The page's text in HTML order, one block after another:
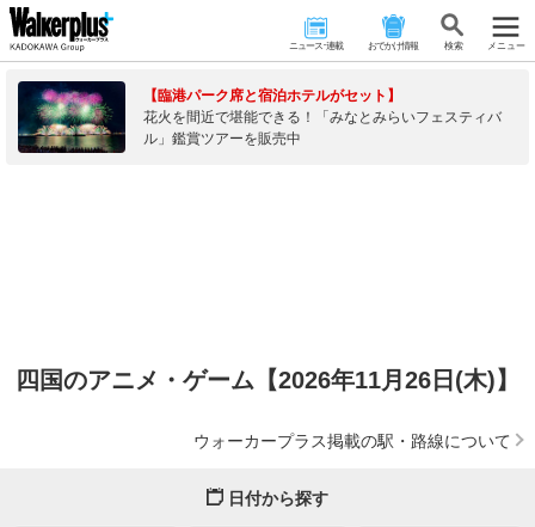
ニュース･連載 おでかけ情報 検 索 メニュー
【臨港パーク席と宿泊ホテルがセット】
花火を間近で堪能できる！「みなとみらいフェスティバ
ル」鑑賞ツアーを販売中
四国のアニメ・ゲーム【2026年11月26日(木)】
ウォーカープラス掲載の駅・路線について
日付から探す